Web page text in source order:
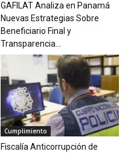
GAFILAT Analiza en Panamá
Nuevas Estrategias Sobre
Beneficiario Final y
Transparencia...
Cumplimiento
Fiscalía Anticorrupción de